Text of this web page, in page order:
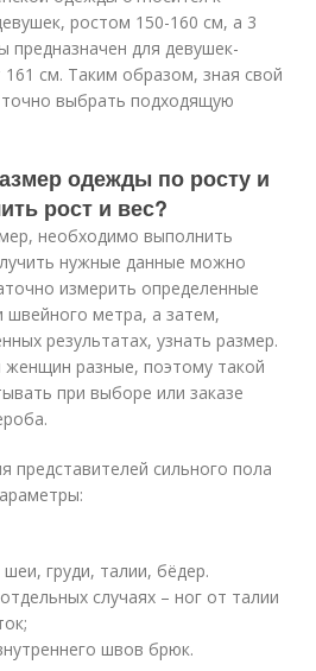
ростом 150-160 см, а 3
предназначен для девушек-
см. Таким образом, зная свой
выбрать подходящую
одежды по росту и
рост и вес?
необходимо выполнить
нужные данные можно
измерить определенные
метра, а затем,
результатах, узнать размер.
разные, поэтому такой
при выборе или заказе
представителей сильного пола
груди, талии, бёдер.
случаях – ног от талии
швов брюк.